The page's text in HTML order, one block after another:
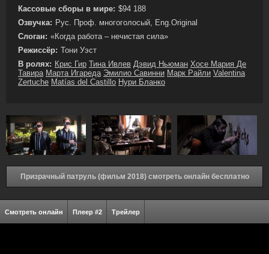
Кассовые сборы в мире: $94 188
Озвучка: Рус. Проф. многоголосый, Eng.Original
Слоган: «Когда работа – нечистая сила»
Режиссёр: Тони Уэст
В ролях: Крис Гир Тина Ивлев Дэвид Ньюман Хосе Мария Де
Тавира Марта Игареда Эмилио Савинни Марк Райли Valentina
Zertuche Matías del Castillo Нури Бланко
Призрачный патруль (фильм 2018) смотреть онлайн бесплатно
Смотреть онлайн Плеер #2 Трейлер